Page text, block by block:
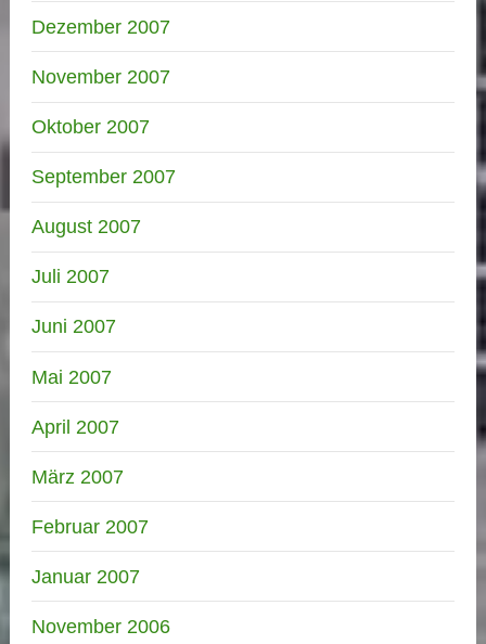
Dezember 2007
November 2007
Oktober 2007
September 2007
August 2007
Juli 2007
Juni 2007
Mai 2007
April 2007
März 2007
Februar 2007
Januar 2007
November 2006